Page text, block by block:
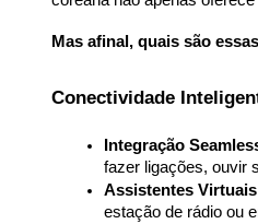
Mas afinal, quais são
Conectividade
Integração
fazer ligações, ouvir
Assistentes
estação de rádio ou